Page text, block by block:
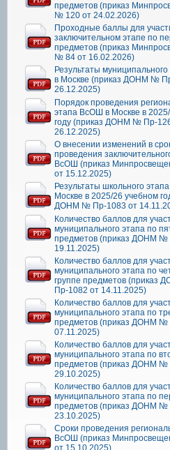
предметов (приказ
№ 120 от 24.02.2026)
Проходные баллы для
заключительном этапе по
предметов (приказ
№ 84 от 16.02.2026)
Результаты
в Москве (приказ ДОНМ №
26.12.2025)
Порядок проведения
этапа ВсОШ в Москве в
году (приказ ДОНМ № Пр-
26.12.2025)
О внесении изменений в
проведения
ВсОШ (приказ
от 15.12.2025)
Результаты школьного
Москве в 2025/26 учебном
ДОНМ № Пр-1083 от
Количество баллов для
муниципального этапа по
предметов (приказ ДОНМ №
19.11.2025)
Количество баллов для
муниципального этапа по
группе предметов (приказ
Пр-1082 от 14.11.2025)
Количество баллов для
муниципального этапа по
предметов (приказ ДОНМ №
07.11.2025)
Количество баллов для
муниципального этапа по
предметов (приказ ДОНМ №
29.10.2025)
Количество баллов для
муниципального этапа по
предметов (приказ ДОНМ №
23.10.2025)
Сроки проведения
ВсОШ (приказ
от 15.10.2025)